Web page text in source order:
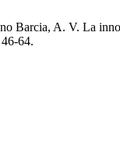
Barcia, A. V. La
46-64.